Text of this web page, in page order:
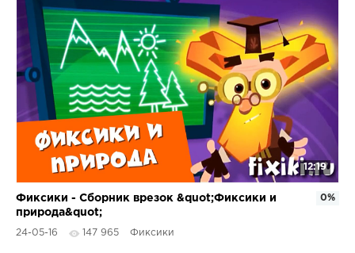
12:19
Фиксики - Сборник врезок &quot;Фиксики и
природа&quot;
24-05-16 147 965 Фиксики
0%